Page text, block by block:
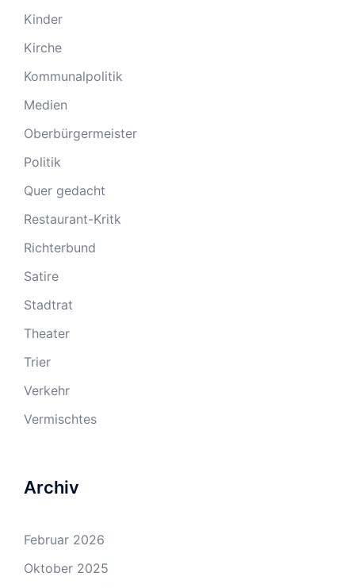
Kinder
Kirche
Kommunalpolitik
Medien
Oberbürgermeister
Politik
Quer gedacht
Restaurant-Kritk
Richterbund
Satire
Stadtrat
Theater
Trier
Verkehr
Vermischtes
Archiv
Februar 2026
Oktober 2025